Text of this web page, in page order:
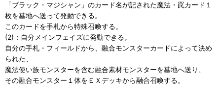
「ブラック・マジシャン」のカード名が記された魔法・罠カード１
枚を墓地へ送って発動できる。
このカードを手札から特殊召喚する。
(2)：自分メインフェイズに発動できる。
自分の手札・フィールドから、融合モンスターカードによって決め
られた、
魔法使い族モンスターを含む融合素材モンスターを墓地へ送り、
その融合モンスター１体をＥＸデッキから融合召喚する。